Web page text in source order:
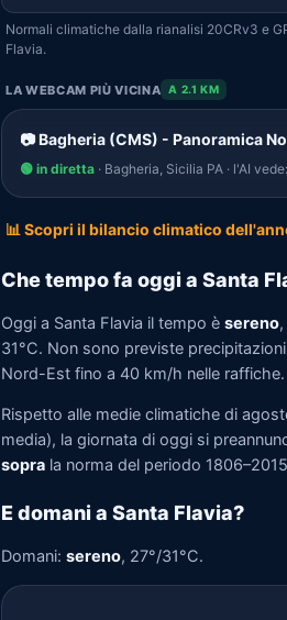
Normali climatiche dalla rianalisi 20CRv3 e
Flavia.
LA WEBCAM PIÙ VICINA A 2.1 KM
📷 Bagheria (CMS) - Panoramica
🟢 in diretta · Bagheria, Sicilia PA · l'AI
📊 Scopri il bilancio climatico
Che tempo fa oggi a Santa
Oggi a Santa Flavia il tempo è sereno
31°C. Non sono previste
Nord-Est fino a 40 km/h nelle raffiche.
Rispetto alle medie climatiche di
media), la giornata di oggi si
sopra la norma del periodo
E domani a Santa Flavia?
Domani: sereno, 27°/31°C.